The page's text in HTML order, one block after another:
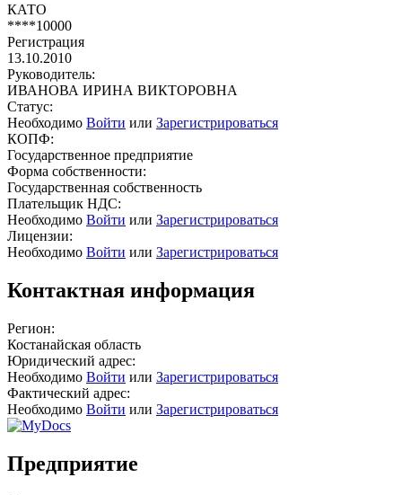
КАТО
****10000
Регистрация
13.10.2010
Руководитель:
ИВАНОВА ИРИНА ВИКТОРОВНА
Статус:
Необходимо Войти или Зарегистрироваться
КОПФ:
Государственное предприятие
Форма собственности:
Государственная собственность
Плательщик НДС:
Необходимо Войти или Зарегистрироваться
Лицензии:
Необходимо Войти или Зарегистрироваться
Контактная информация
Регион:
Костанайская область
Юридический адрес:
Необходимо Войти или Зарегистрироваться
Фактический адрес:
Необходимо Войти или Зарегистрироваться
Предприятие